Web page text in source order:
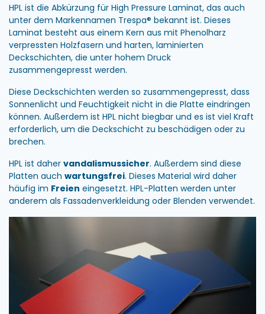
HPL ist die Abkürzung für High Pressure Laminat, das auch
unter dem Markennamen Trespa® bekannt ist. Dieses
Laminat besteht aus einem Kern aus mit Phenolharz
verpressten Holzfasern und harten, laminierten
Deckschichten, die unter hohem Druck
zusammengepresst werden.
Diese Deckschichten werden so zusammengepresst, dass
Sonnenlicht und Feuchtigkeit nicht in die Platte eindringen
können. Außerdem ist HPL nicht biegbar und es ist viel Kraft
erforderlich, um die Deckschicht zu beschädigen oder zu
brechen.
HPL ist daher vandalismussicher. Außerdem sind diese
Platten auch wartungsfrei. Dieses Material wird daher
häufig im Freien eingesetzt. HPL-Platten werden unter
anderem als Fassadenverkleidung oder Blenden verwendet.